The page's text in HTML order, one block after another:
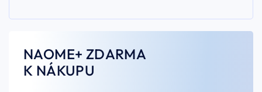
NAOME+ ZDARMA
K NÁKUPU